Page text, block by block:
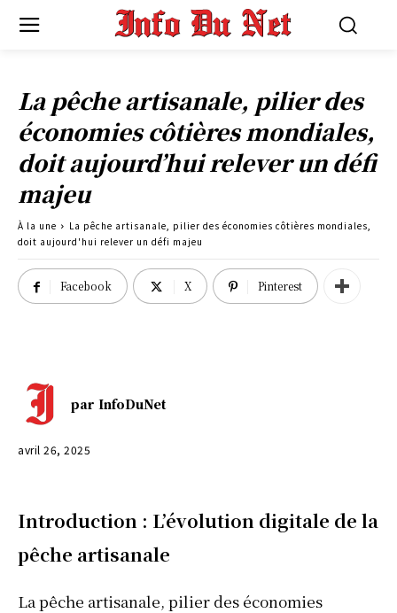
La pêche artisanale, pilier des
économies côtières mondiales,
doit aujourd’hui relever un défi
majeu
À la une
La pêche artisanale, pilier des économies côtières mondiales,
doit aujourd'hui relever un défi majeu
Facebook X Pinterest
par InfoDuNet
avril 26, 2025
Introduction : L’évolution digitale de la
pêche artisanale
La pêche artisanale, pilier des économies